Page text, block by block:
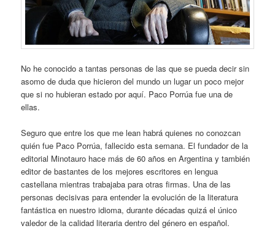
No he conocido a tantas personas de las que se pueda decir sin
asomo de duda que hicieron del mundo un lugar un poco mejor
que si no hubieran estado por aquí. Paco Porrúa fue una de
ellas.
Seguro que entre los que me lean habrá quienes no conozcan
quién fue Paco Porrúa, fallecido esta semana. El fundador de la
editorial Minotauro hace más de 60 años en Argentina y también
editor de bastantes de los mejores escritores en lengua
castellana mientras trabajaba para otras firmas. Una de las
personas decisivas para entender la evolución de la literatura
fantástica en nuestro idioma, durante décadas quizá el único
valedor de la calidad literaria dentro del género en español.